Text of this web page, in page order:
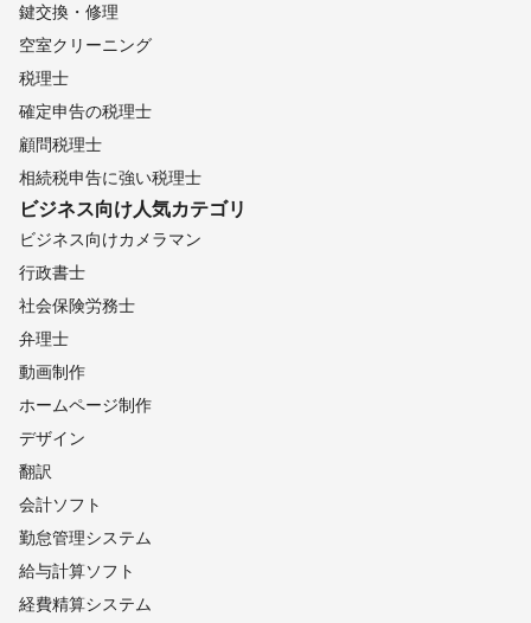
鍵交換・修理
空室クリーニング
税理士
確定申告の税理士
顧問税理士
相続税申告に強い税理士
ビジネス向け人気カテゴリ
ビジネス向けカメラマン
行政書士
社会保険労務士
弁理士
動画制作
ホームページ制作
デザイン
翻訳
会計ソフト
勤怠管理システム
給与計算ソフト
経費精算システム